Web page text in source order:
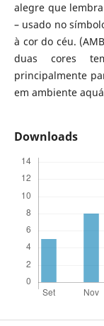
alegre que
– usado no
à cor do céu.
duas cores
principalmente
em ambiente
Downloads